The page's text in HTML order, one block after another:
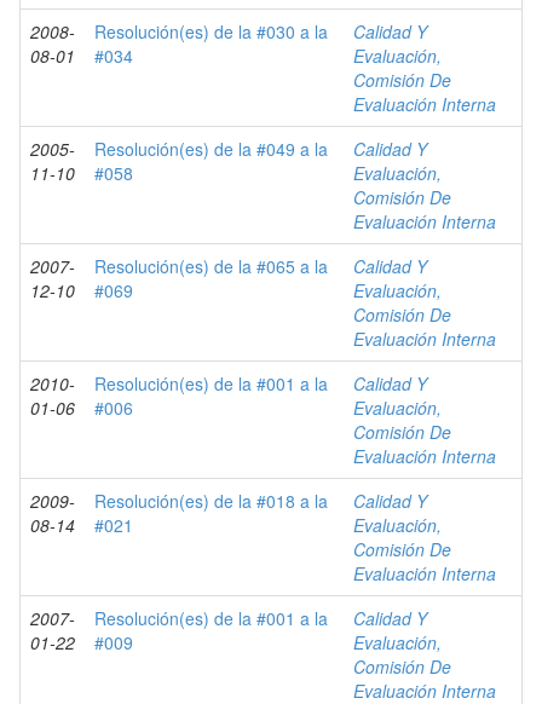
2008-
08-01
Resolución(es) de la #030 a la
#034
Calidad Y
Evaluación,
Comisión De
Evaluación Interna
2005-
11-10
Resolución(es) de la #049 a la
#058
Calidad Y
Evaluación,
Comisión De
Evaluación Interna
2007-
12-10
Resolución(es) de la #065 a la
#069
Calidad Y
Evaluación,
Comisión De
Evaluación Interna
2010-
01-06
Resolución(es) de la #001 a la
#006
Calidad Y
Evaluación,
Comisión De
Evaluación Interna
2009-
08-14
Resolución(es) de la #018 a la
#021
Calidad Y
Evaluación,
Comisión De
Evaluación Interna
2007-
01-22
Resolución(es) de la #001 a la
#009
Calidad Y
Evaluación,
Comisión De
Evaluación Interna